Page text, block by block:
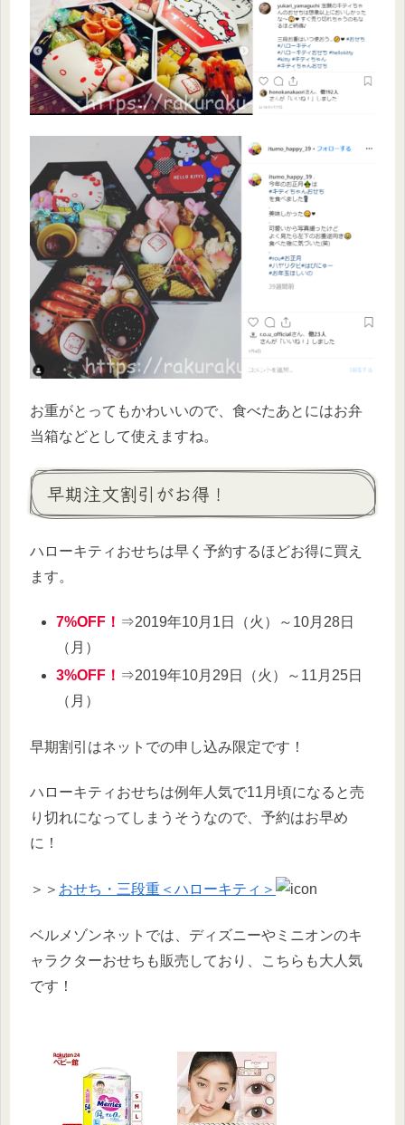
お重がとってもかわいいので、食べたあとにはお弁
当箱などとして使えますね。
早期注文割引がお得！
ハローキティおせちは早く予約するほどお得に買え
ます。
7%OFF！ ⇒2019年10月1日（火）～10月28日
（月）
3%OFF！ ⇒2019年10月29日（火）～11月25日
（月）
早期割引はネットでの申し込み限定です！
ハローキティおせちは例年人気で11月頃になると売
り切れになってしまうそうなので、予約はお早め
に！
＞＞ おせち・三段重＜ハローキティ＞
ベルメゾンネットでは、ディズニーやミニオンのキ
ャラクターおせちも販売しており、こちらも大人気
です！